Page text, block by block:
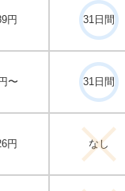
円 31日間
〜 31日間
円 なし